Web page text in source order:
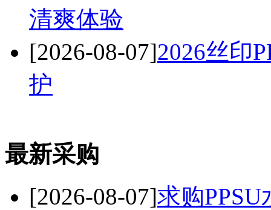
清爽体验
[2026-08-07]2026丝印
护
最新采购
[2026-08-07]求购PPSU